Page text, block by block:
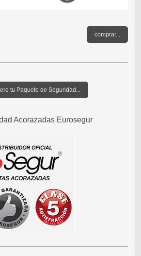
comprar...
tu Paquete de Seguridad...
Acorazadas Eurosegur